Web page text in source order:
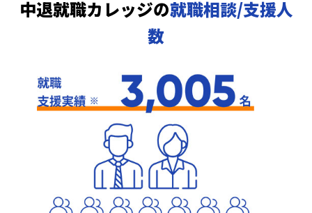
中退就職カレッジの就職相談/支援人
数